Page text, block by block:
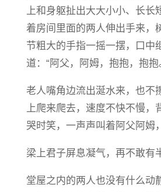
上和身躯扯出大大小小、长长
着房间里面的两人伸出手来，
节粗大的手指一摇一摆，口中
道：“阿父，阿姆，抱抱，抱抱
老人嘴角边流出涎水来，也不
上爬来爬去，速度不快不慢，
哭时笑，一声声叫着阿父阿姆
梁上君子屏息凝气，再不敢有
堂屋之内的两人也没有什么动